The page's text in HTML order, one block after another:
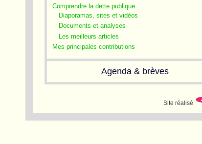
Comprendre la dette publique
Diaporamas, sites et vidéos
Documents et analyses
Les meilleurs articles
Mes principales contributions
Agenda & brèves
Site réalisé